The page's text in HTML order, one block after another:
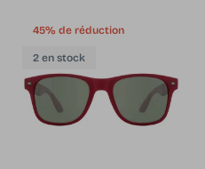
45% de réduction
2 en stock